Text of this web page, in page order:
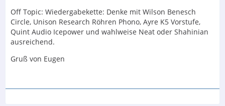
Off Topic: Wiedergabekette: Denke mit Wilson Benesch
Circle, Unison Research Röhren Phono, Ayre K5 Vorstufe,
Quint Audio Icepower und wahlweise Neat oder Shahinian
ausreichend.
Gruß von Eugen